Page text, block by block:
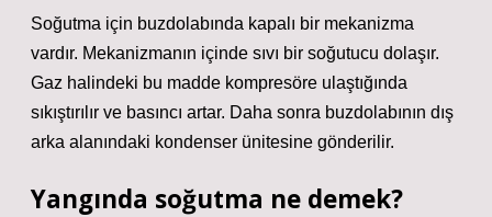
Soğutma için buzdolabında kapalı bir mekanizma
vardır. Mekanizmanın içinde sıvı bir soğutucu dolaşır.
Gaz halindeki bu madde kompresöre ulaştığında
sıkıştırılır ve basıncı artar. Daha sonra buzdolabının dış
arka alanındaki kondenser ünitesine gönderilir.
Yangında soğutma ne demek?